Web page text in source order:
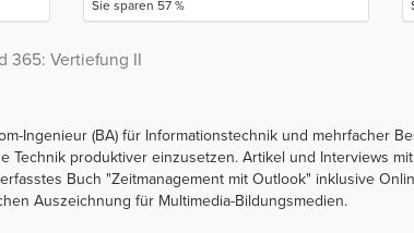
Sie sparen 57 %
365: Vertiefung II
Ingenieur (BA) für Informationstechnik und mehrfacher
Technik produktiver einzusetzen. Artikel und Interviews
Buch "Zeitmanagement mit Outlook" inklusive
Auszeichnung für Multimedia-Bildungsmedien.